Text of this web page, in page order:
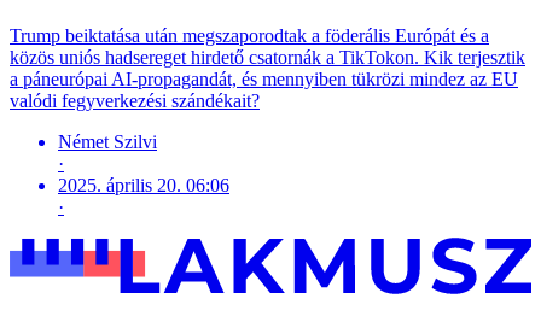
Trump beiktatása után megszaporodtak a föderális Európát és a
közös uniós hadsereget hirdető csatornák a TikTokon. Kik terjesztik
a páneurópai AI-propagandát, és mennyiben tükrözi mindez az EU
valódi fegyverkezési szándékait?
Német Szilvi
·
2025. április 20. 06:06
·